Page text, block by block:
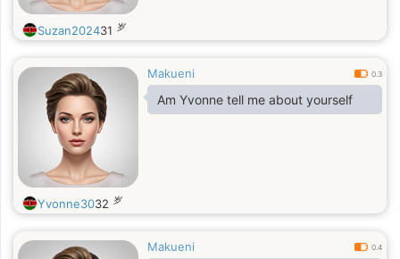
Suzan202431 岁
Makueni 0.3
Am Yvonne tell me about yourself
Yvonne3032 岁
Makueni 0.4